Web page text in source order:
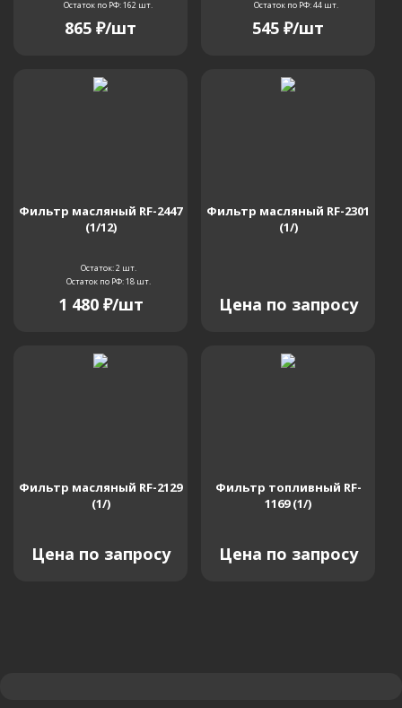
Остаток по РФ: 162 шт.
865 ₽/шт
Остаток по РФ: 44шт.
545 ₽/шт
Фильтр масляный RF-2447
(1/12)
Остаток: 2 шт.
Остаток по РФ: 18шт.
1 480₽/шт
Фильтр масляный RF-2301
(1/)
Цена по запросу
Фильтр масляный RF-2129
(1/)
Цена по запросу
Фильтр топливный RF-
1169 (1/)
Цена по запросу